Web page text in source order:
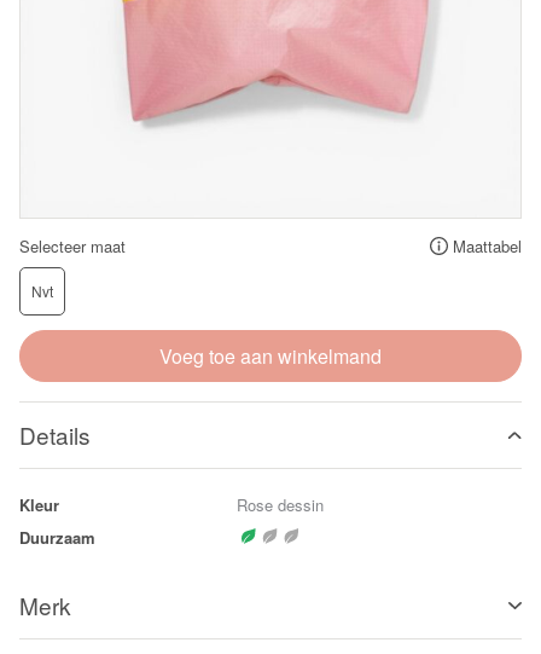
Selecteer maat Maattabel
Nvt
Voeg toe aan winkelmand
Details
Kleur
Rose dessin
Duurzaam
Merk